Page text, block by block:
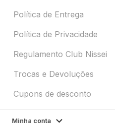
Política de Entrega
Política de Privacidade
Regulamento Club Nissei
Trocas e Devoluções
Cupons de desconto
Minha conta